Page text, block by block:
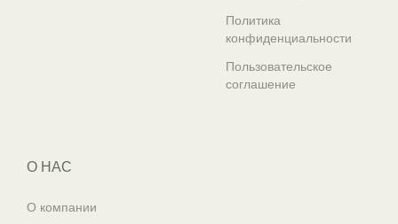
Политика
конфиденциальности
Пользовательское
соглашение
О НАС
О компании